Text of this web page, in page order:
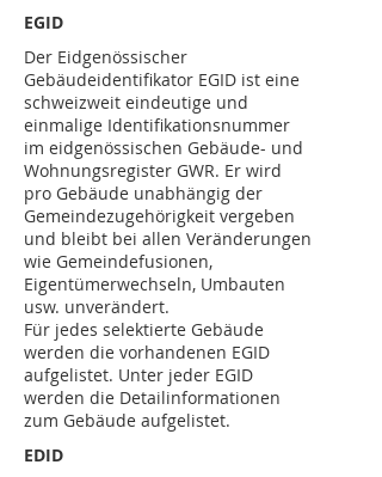
EGID
Der Eidgenössischer
Gebäudeidentifikator EGID ist eine
schweizweit eindeutige und
einmalige Identifikationsnummer
im eidgenössischen Gebäude- und
Wohnungsregister GWR. Er wird
pro Gebäude unabhängig der
Gemeindezugehörigkeit vergeben
und bleibt bei allen Veränderungen
wie Gemeindefusionen,
Eigentümerwechseln, Umbauten
usw. unverändert.
Für jedes selektierte Gebäude
werden die vorhandenen EGID
aufgelistet. Unter jeder EGID
werden die Detailinformationen
zum Gebäude aufgelistet.
EDID